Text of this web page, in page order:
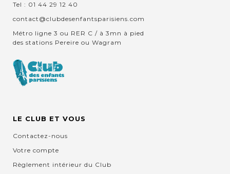
Tel : 01 44 29 12 40
contact@clubdesenfantsparisiens.com
Métro ligne 3 ou RER C / à 3mn à pied
des stations Pereire ou Wagram
LE CLUB ET VOUS
Contactez-nous
Votre compte
Règlement intérieur du Club